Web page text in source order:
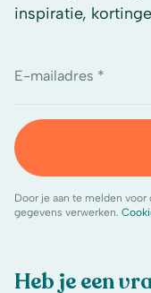
Heb je een
inspiratie,
E-mailadres *
Door je aan te melden
gegevens verwerken.